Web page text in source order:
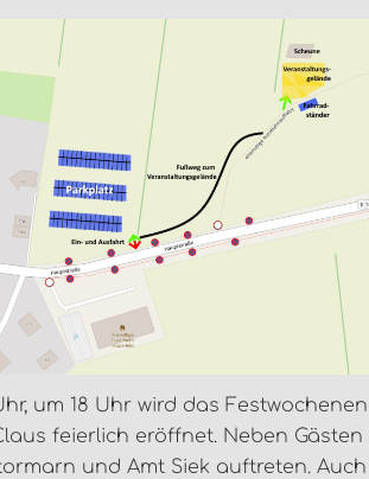
um 18 Uhr wird das
feierlich eröffnet. Neben Gästen
und Amt Siek auftreten.